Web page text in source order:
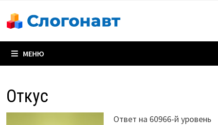
содержимому
МЕНЮ
Откус
Ответ на 60966-й уровень